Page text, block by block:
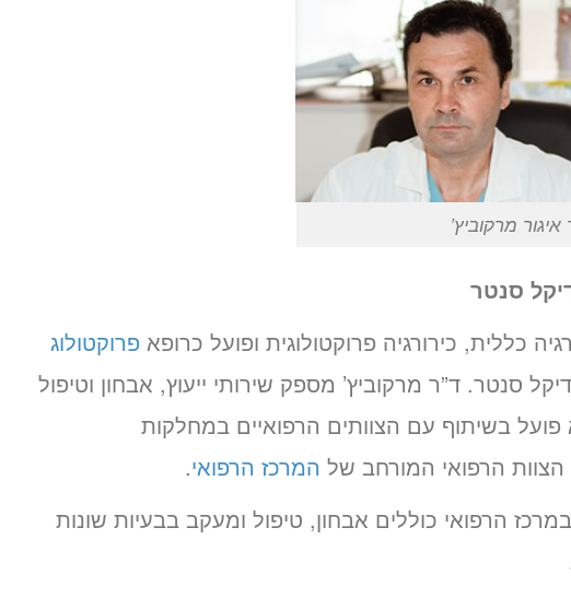
איגור מרקוביץ’
סנטר
כללית, כירורגיה פרוקטולוגית ופועל כרופא פרוקטולוג
סנטר. ד”ר מרקוביץ’ מספק שירותי ייעוץ, אבחון וטיפול
פועל בשיתוף עם הצוותים הרפואיים במחלקות
הצוות הרפואי המורחב של המרכז הרפואי.
הרפואי כוללים אבחון, טיפול ומעקב בבעיות שונות